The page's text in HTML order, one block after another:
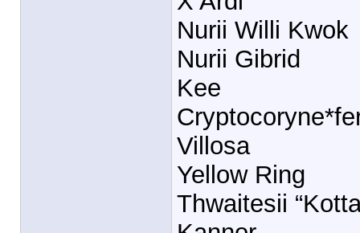
Nurii Willi Kwok
Nurii Gibrid
Kee
Villosa
Yellow Ring
Thwaitesii